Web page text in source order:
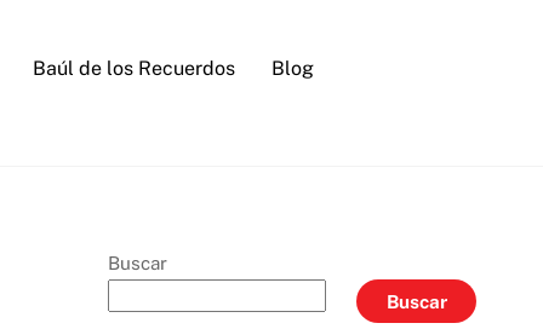
Baúl de los Recuerdos Blog
Buscar
Buscar